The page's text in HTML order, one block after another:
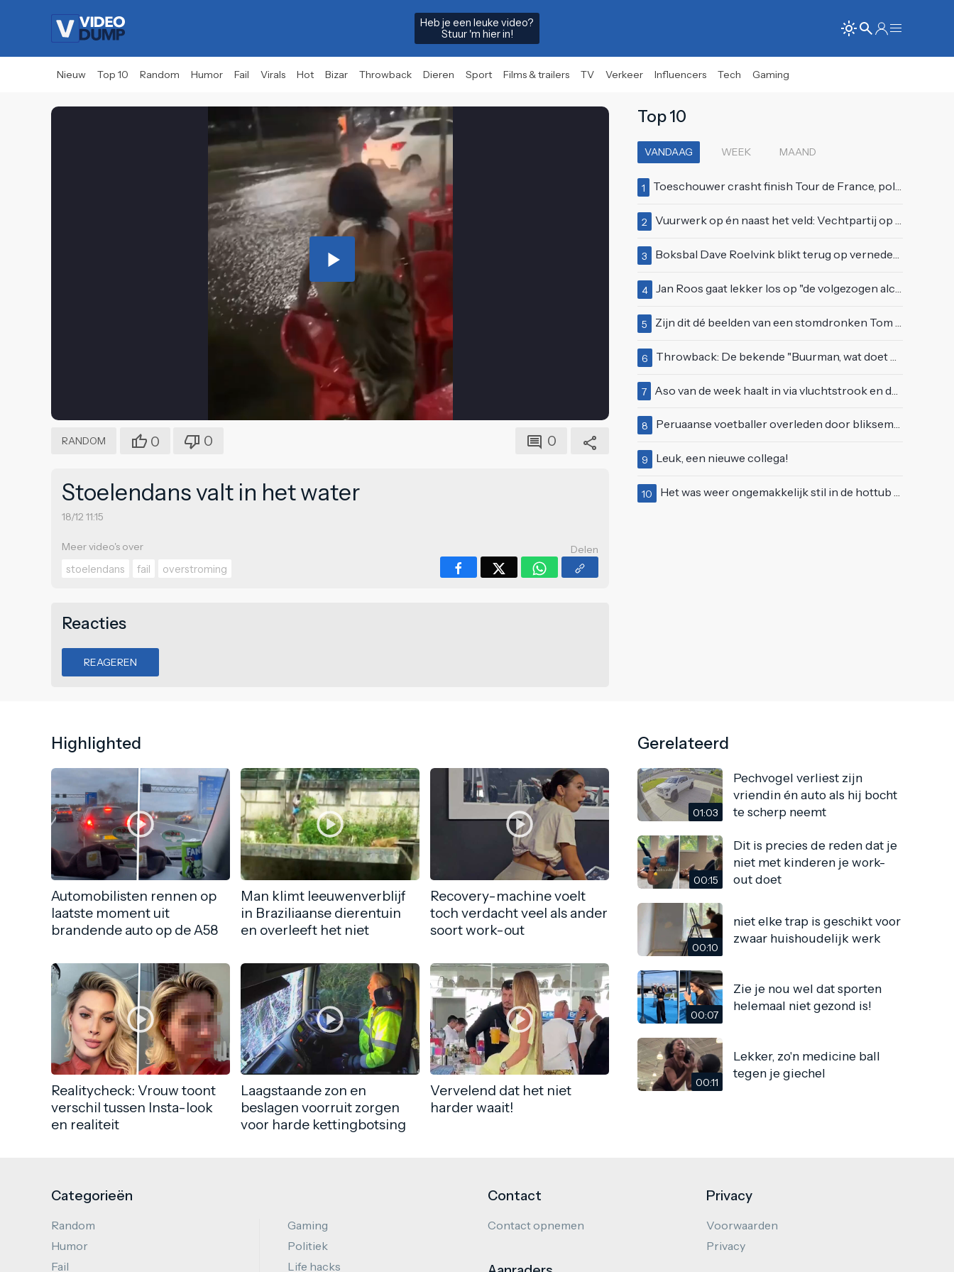
Heb je een leuke video?
Stuur 'm hier in!
Nieuw Top 10 Random Humor Fail Virals Hot Bizar Throwback Dieren Sport Films & trailers TV Verkeer Influencers Tech Gaming
Play
Video
RANDOM 0 0 0
Stoelendans valt in het water
18/12 11:15
Meer video's over
stoelendans
fail overstroming
Delen
Reacties
REAGEREN
Top 10
VANDAAG WEEK MAAND
1 Toeschouwer crasht finish Tour de France, politie deelt bodycheck uit
2 Vuurwerk op én naast het veld: Vechtpartij op Ajax-tribune tussen supporters en stewards
3 Boksbal Dave Roelvink blikt terug op vernedering na z'n gevecht met Melvin Manhoef
4 Jan Roos gaat lekker los op "de volgezogen alcoholspons" Robert Jensen
5 Zijn dit dé beelden van een stomdronken Tom Waes vlak voordat hij in z'n auto stapte?
6 Throwback: De bekende "Buurman, wat doet u nu?"-scène uit Flodder met Tatjana Šimić
7 Aso van de week haalt in via vluchtstrook en deelt gevaarlijke brake check uit
8 Peruaanse voetballer overleden door blikseminslag tijdens wedstrijd, vijf anderen gewond
9 Leuk, een nieuwe collega!
10 Het was weer ongemakkelijk stil in de hottub van Lang Leve de Liefde
Highlighted
Automobilisten rennen op
laatste moment uit
brandende auto op de A58
Man klimt leeuwenverblijf
in Braziliaanse dierentuin
en overleeft het niet
Recovery-machine voelt
toch verdacht veel als ander
soort work-out
Realitycheck: Vrouw toont
verschil tussen Insta-look
en realiteit
Laagstaande zon en
beslagen voorruit zorgen
voor harde kettingbotsing
Vervelend dat het niet
harder waait!
Gerelateerd
01:03
Pechvogel verliest zijn
vriendin én auto als hij bocht
te scherp neemt
00:15
Dit is precies de reden dat je
niet met kinderen je work-
out doet
00:10
niet elke trap is geschikt voor
zwaar huishoudelijk werk
00:07
Zie je nou wel dat sporten
helemaal niet gezond is!
00:11
Lekker, zo'n medicine ball
tegen je giechel
Categorieën
Random
Humor
Fail
Gaming
Politiek
Life hacks
Contact
Contact opnemen
Privacy
Voorwaarden
Privacy